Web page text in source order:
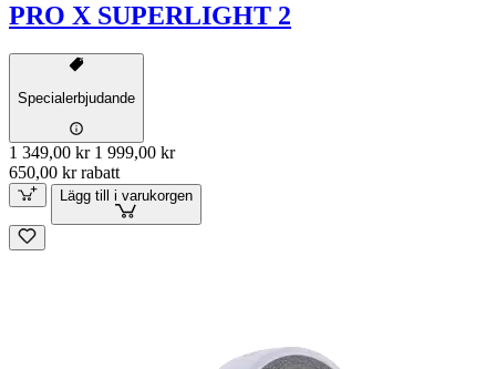
PRO X SUPERLIGHT 2
Specialerbjudande
1 349,00 kr 1 999,00 kr
650,00 kr rabatt
Lägg till i varukorgen